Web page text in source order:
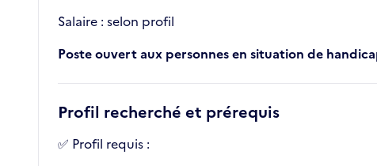
Salaire : selon profil
Poste ouvert aux personnes en situation de
Profil recherché et prérequis
✅ Profil requis :